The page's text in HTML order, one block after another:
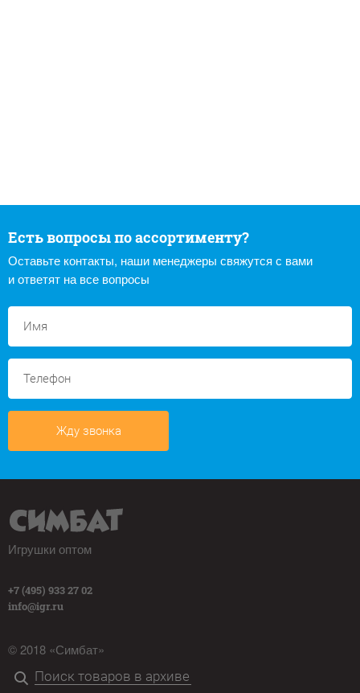
Есть вопросы по ассортименту?
Оставьте контакты, наши менеджеры свяжутся с вами
и ответят на все вопросы
Жду звонка
Игрушки оптом
+7 (495) 933 27 02
info@igr.ru
© 2018 «Симбат»